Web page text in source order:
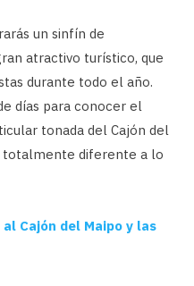
un sinfín de
atractivo turístico, que
durante todo el año.
días para conocer el
tonada del Cajón del
totalmente diferente a lo
Cajón del Maipo y las